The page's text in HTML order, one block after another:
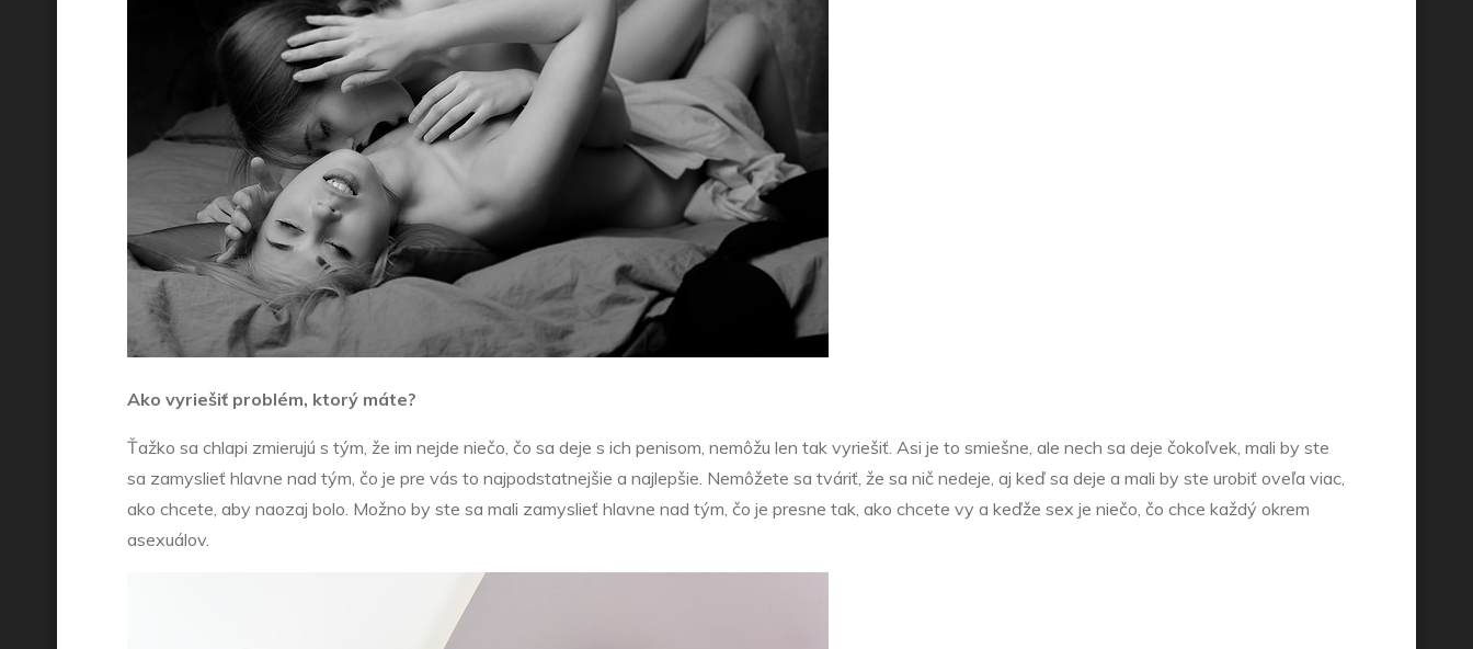
Ako vyriešiť problém, ktorý máte?
Ťažko sa chlapi zmierujú s tým, že im nejde niečo, čo sa deje s ich penisom, nemôžu len tak vyriešiť. Asi je to smiešne, ale nech sa deje čokoľvek, mali by ste
sa zamyslieť hlavne nad tým, čo je pre vás to najpodstatnejšie a najlepšie. Nemôžete sa tváriť, že sa nič nedeje, aj keď sa deje a mali by ste urobiť oveľa viac,
ako chcete, aby naozaj bolo. Možno by ste sa mali zamyslieť hlavne nad tým, čo je presne tak, ako chcete vy a keďže sex je niečo, čo chce každý okrem
asexuálov.